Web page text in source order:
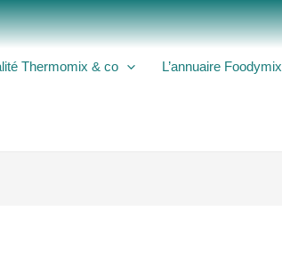
Thermomix & co L’annuaire Foodymix